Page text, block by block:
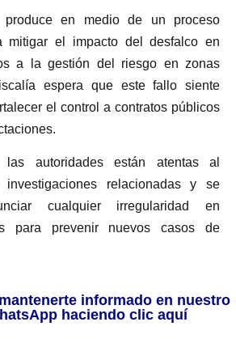
produce en medio de un proceso
mitigar el impacto del desfalco en
a la gestión del riesgo en zonas
espera que este fallo siente
el control a contratos públicos
autoridades están atentas al
relacionadas y se
cualquier irregularidad en
para prevenir nuevos casos de
informado en nuestro
haciendo clic aquí